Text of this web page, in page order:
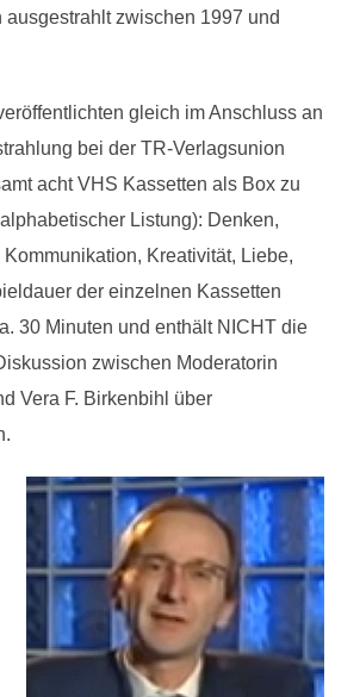
zwischen 1997 und
gleich im Anschluss an
bei der TR-Verlagsunion
acht VHS Kassetten als Box zu
Listung): Denken,
Kommunikation, Kreativität, Liebe,
der einzelnen Kassetten
30 Minuten und enthält NICHT die
zwischen Moderatorin
Vera F. Birkenbihl über